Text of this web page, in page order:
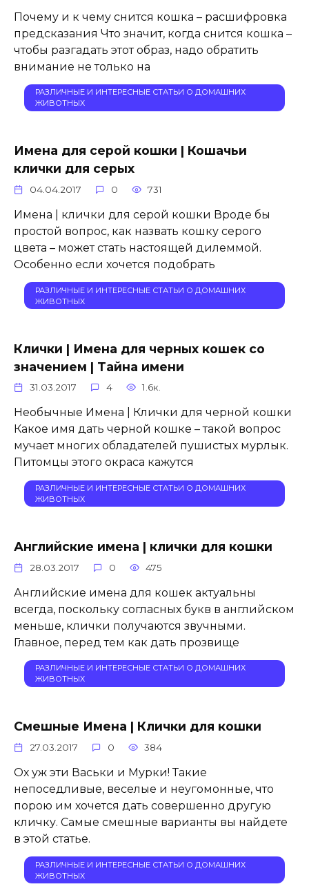
Почему и к чему снится кошка – расшифровка
предсказания Что значит, когда снится кошка –
чтобы разгадать этот образ, надо обратить
внимание не только на
РАЗЛИЧНЫЕ И ИНТЕРЕСНЫЕ СТАТЬИ О ДОМАШНИХ
ЖИВОТНЫХ
Имена для серой кошки | Кошачьи
клички для серых
04.04.2017 0 731
Имена | клички для серой кошки Вроде бы
простой вопрос, как назвать кошку серого
цвета – может стать настоящей дилеммой.
Особенно если хочется подобрать
РАЗЛИЧНЫЕ И ИНТЕРЕСНЫЕ СТАТЬИ О ДОМАШНИХ
ЖИВОТНЫХ
Клички | Имена для черных кошек со
значением | Тайна имени
31.03.2017 4 1.6к.
Необычные Имена | Клички для черной кошки
Какое имя дать черной кошке – такой вопрос
мучает многих обладателей пушистых мурлык.
Питомцы этого окраса кажутся
РАЗЛИЧНЫЕ И ИНТЕРЕСНЫЕ СТАТЬИ О ДОМАШНИХ
ЖИВОТНЫХ
Английские имена | клички для кошки
28.03.2017 0 475
Английские имена для кошек актуальны
всегда, поскольку согласных букв в английском
меньше, клички получаются звучными.
Главное, перед тем как дать прозвище
РАЗЛИЧНЫЕ И ИНТЕРЕСНЫЕ СТАТЬИ О ДОМАШНИХ
ЖИВОТНЫХ
Смешные Имена | Клички для кошки
27.03.2017 0 384
Ох уж эти Васьки и Мурки! Такие
непоседливые, веселые и неугомонные, что
порою им хочется дать совершенно другую
кличку. Самые смешные варианты вы найдете
в этой статье.
РАЗЛИЧНЫЕ И ИНТЕРЕСНЫЕ СТАТЬИ О ДОМАШНИХ
ЖИВОТНЫХ